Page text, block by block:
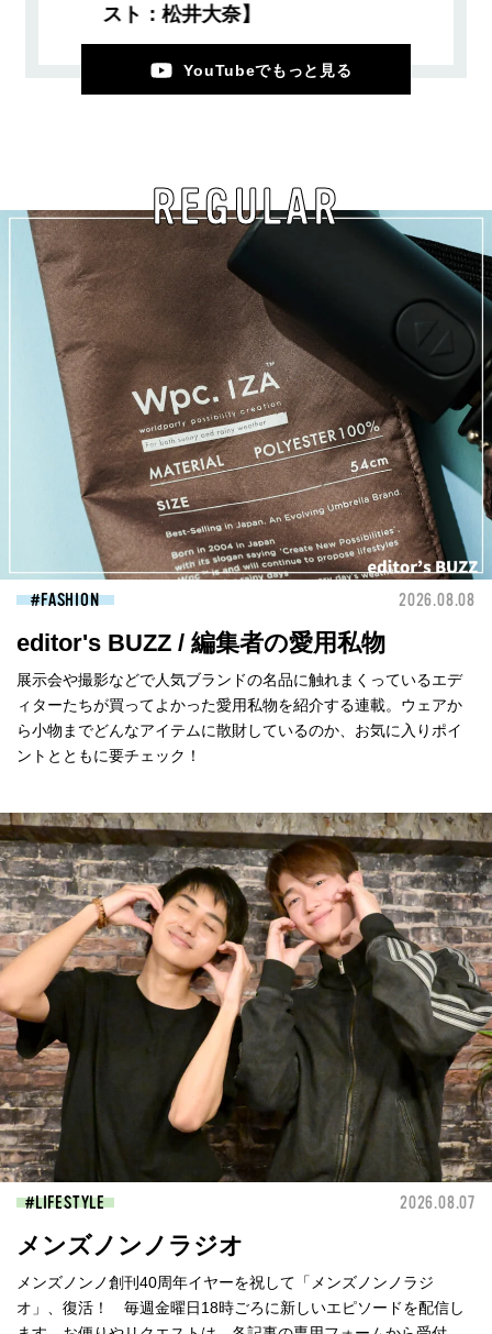
スト：松井大奈】
YouTubeでもっと見る
REGULAR
FASHION 2026.08.08
editor's BUZZ / 編集者の愛用私物
展示会や撮影などで人気ブランドの名品に触れまくっているエデ
ィターたちが買ってよかった愛用私物を紹介する連載。ウェアか
ら小物までどんなアイテムに散財しているのか、お気に入りポイ
ントとともに要チェック！
LIFESTYLE 2026.08.07
メンズノンノラジオ
メンズノンノ創刊40周年イヤーを祝して「メンズノンノラジ
オ」、復活！ 毎週金曜日18時ごろに新しいエピソードを配信し